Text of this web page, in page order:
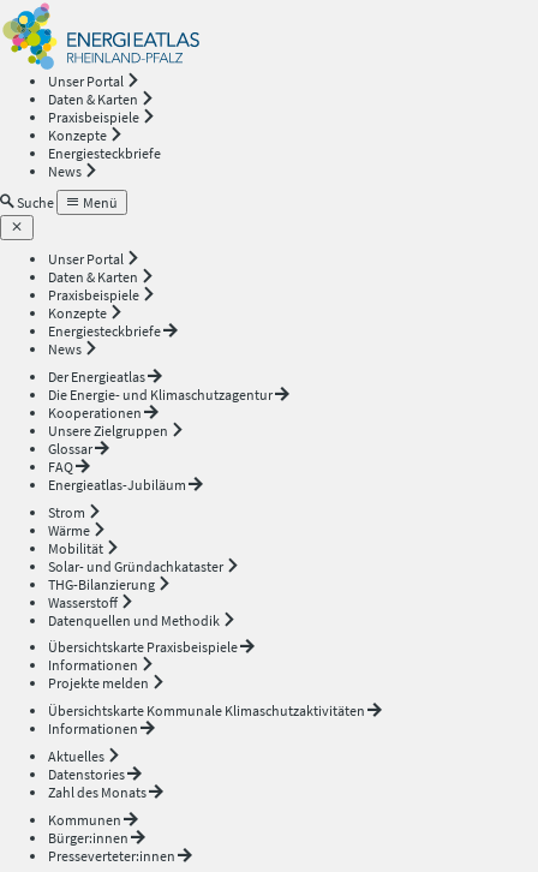
Unser Portal
Daten & Karten
Praxisbeispiele
Konzepte
Energiesteckbriefe
News
Suche
Menü
Unser Portal
Daten & Karten
Praxisbeispiele
Konzepte
Energiesteckbriefe
News
Der Energieatlas
Die Energie- und Klimaschutzagentur
Kooperationen
Unsere Zielgruppen
Glossar
FAQ
Energieatlas-Jubiläum
Strom
Wärme
Mobilität
Solar- und Gründachkataster
THG-Bilanzierung
Wasserstoff
Datenquellen und Methodik
Übersichtskarte Praxisbeispiele
Informationen
Projekte melden
Übersichtskarte Kommunale Klimaschutzaktivitäten
Informationen
Aktuelles
Datenstories
Zahl des Monats
Kommunen
Bürger:innen
Presseverteter:innen